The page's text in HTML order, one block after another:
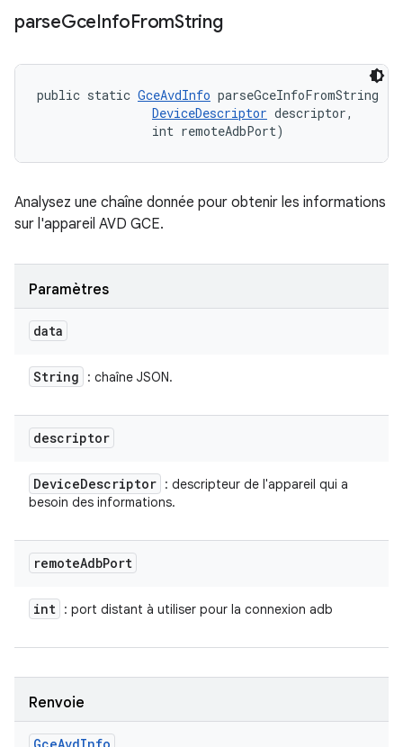
parseGceInfoFromString
public static GceAvdInfo parseGceInfoFromString
DeviceDescriptor descriptor,
                int remoteAdbPort)
Analysez une chaîne donnée pour obtenir les informations
sur l'appareil AVD GCE.
Paramètres
data
String : chaîne JSON.
descriptor
DeviceDescriptor : descripteur de l'appareil qui a
besoin des informations.
remoteAdbPort
int : port distant à utiliser pour la connexion adb
Renvoie